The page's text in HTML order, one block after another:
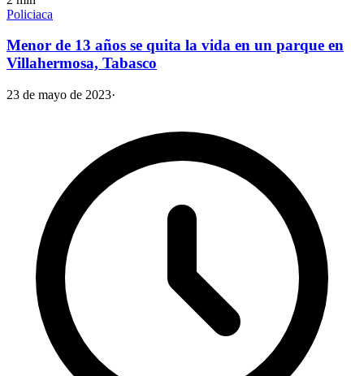
Policiaca
Menor de 13 años se quita la vida en un parque en
Villahermosa, Tabasco
23 de mayo de 2023·